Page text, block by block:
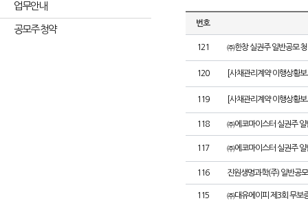
업무안내
공모주 청약
번호
121 ㈜한창 실권주 일반공모
120 [사채관리계약 이행상황
119 [사채관리계약 이행상황
118 ㈜에코마이스터 실권주 일
117 ㈜에코마이스터 실권주 일
116 진원생명과학(주) 일반공
115 ㈜대유에이피 제3회 무보